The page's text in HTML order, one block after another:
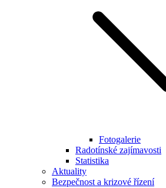
Fotogalerie
Radotínské zajímavosti
Statistika
Aktuality
Bezpečnost a krizové řízení